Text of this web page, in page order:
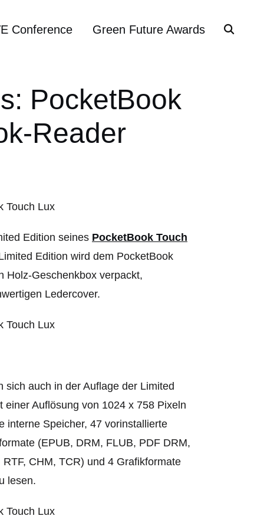
Conference Green Future Awards
PocketBook
Reader
Edition seines PocketBook Touch
Edition wird dem PocketBook
Holz-Geschenkbox verpackt,
Ledercover.
auch in der Auflage der Limited
Auflösung von 1024 x 758 Pixeln
interne Speicher, 47 vorinstallierte
(EPUB, DRM, FLUB, PDF DRM,
CHM, TCR) und 4 Grafikformate
lesen.